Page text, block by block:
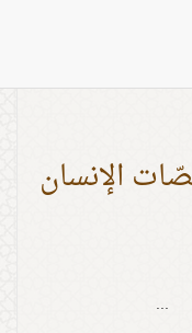
الإنسان
...